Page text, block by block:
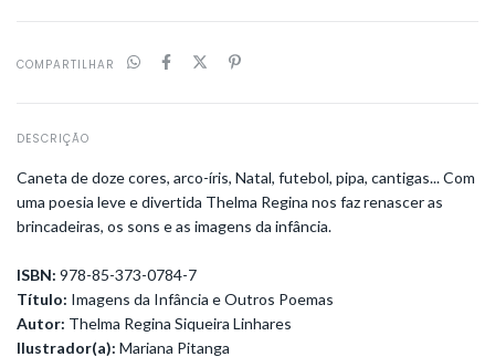
COMPARTILHAR
DESCRIÇÃO
Caneta de doze cores, arco-íris, Natal, futebol, pipa, cantigas... Com
uma poesia leve e divertida Thelma Regina nos faz renascer as
brincadeiras, os sons e as imagens da infância.
ISBN: 978-85-373-0784-7
Título: Imagens da Infância e Outros Poemas
Autor: Thelma Regina Siqueira Linhares
Ilustrador(a): Mariana Pitanga